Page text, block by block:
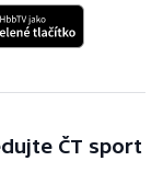
ČT sport